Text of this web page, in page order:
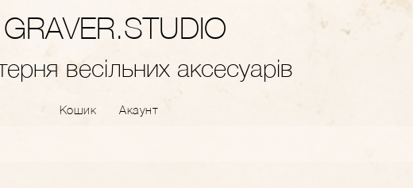
GRAVER.STUDIO
весільних аксесуарів
Кошик Акаунт